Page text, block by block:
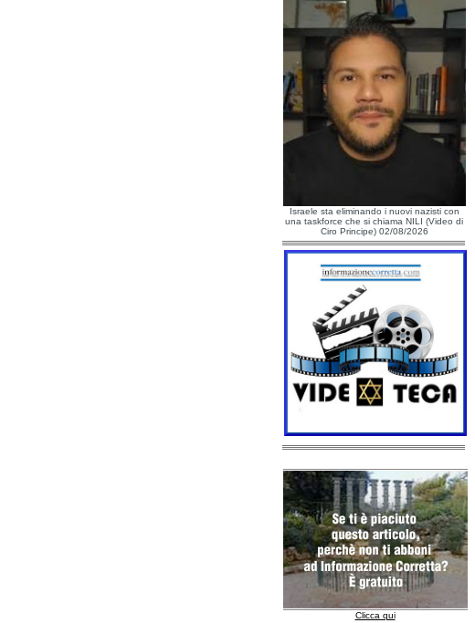
Israele sta eliminando i nuovi nazisti con
una taskforce che si chiama NILI (Video di
Ciro Principe) 02/08/2026
Clicca qui